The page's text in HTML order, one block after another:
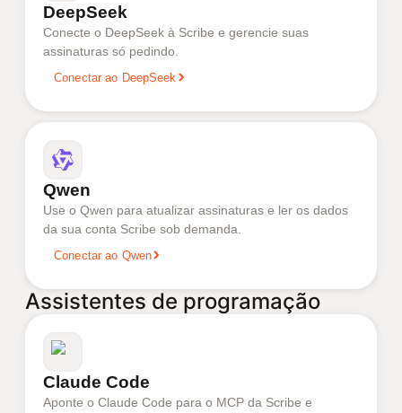
DeepSeek
Conecte o DeepSeek à Scribe e gerencie suas
assinaturas só pedindo.
Conectar ao DeepSeek
Qwen
Use o Qwen para atualizar assinaturas e ler os dados
da sua conta Scribe sob demanda.
Conectar ao Qwen
Assistentes de programação
Claude Code
Aponte o Claude Code para o MCP da Scribe e